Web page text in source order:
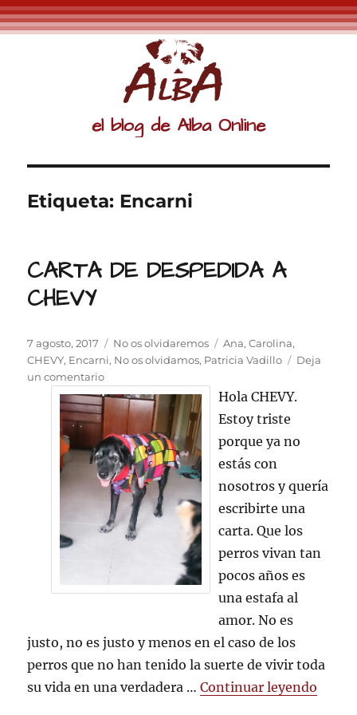
el blog de Alba Online
Etiqueta: Encarni
CARTA DE DESPEDIDA A
CHEVY
Publicado
el
7 agosto, 2017 Categorías
No os olvidaremos Etiquetas
Ana,Carolina,
CHEVY, Encarni, No os olvidamos, Patricia Vadillo
Deja
un comentarioen
CARTA
DE
DESPEDIDA
A
CHEVY
Hola CHEVY.
Estoy triste
porque ya no
estás con
nosotros y quería
escribirte una
carta. Que los
perros vivan tan
pocos años es
una estafa al
amor. No es
justo, no es justo y menos en el caso de los
perros que no han tenido la suerte de vivir toda
su vida en una verdadera …Continuar leyendo